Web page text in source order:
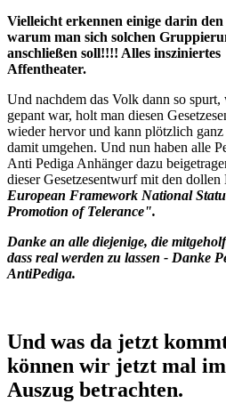
Vielleicht erkennen einige darin
warum man sich solchen
anschließen soll!!!! Alles insziniertes
Affentheater.
Und nachdem das Volk dann so spurt,
gepant war, holt man diesen
wieder hervor und kann plötzlich ganz
damit umgehen. Und nun haben alle
Anti Pediga Anhänger dazu
dieser Gesetzesentwurf mit den dollen
European Framework National
Promotion of Telerance".
Danke an alle diejenige, die
dass real werden zu lassen - Danke
AntiPediga.
Und was da jetzt
können wir jetzt mal im
Auszug betrachten.